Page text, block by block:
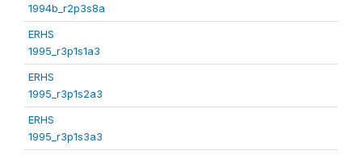
1994b_r2p3s8a
ERHS
1995_r3p1s1a3
ERHS
1995_r3p1s2a3
ERHS
1995_r3p1s3a3